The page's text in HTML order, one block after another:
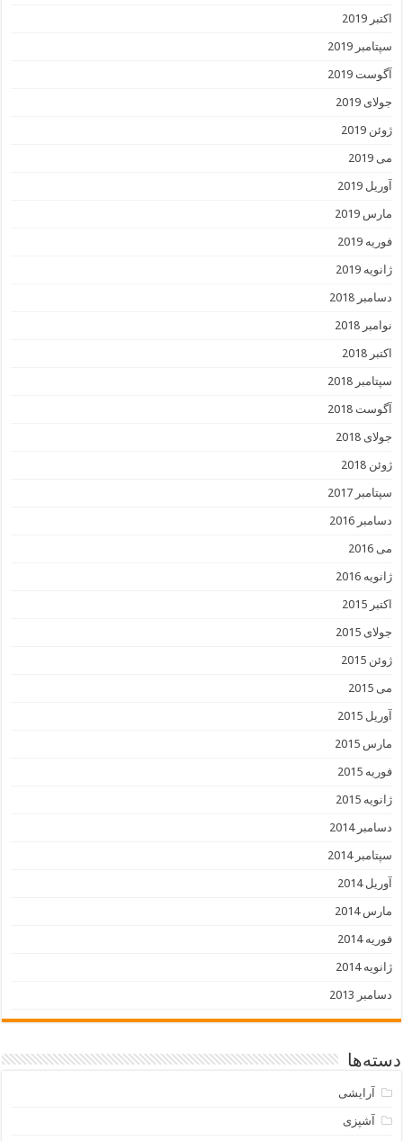
اکتبر 2019
سپتامبر 2019
آگوست 2019
جولای 2019
ژوئن 2019
می 2019
آوریل 2019
مارس 2019
فوریه 2019
ژانویه 2019
دسامبر 2018
نوامبر 2018
اکتبر 2018
سپتامبر 2018
آگوست 2018
جولای 2018
ژوئن 2018
سپتامبر 2017
دسامبر 2016
می 2016
ژانویه 2016
اکتبر 2015
جولای 2015
ژوئن 2015
می 2015
آوریل 2015
مارس 2015
فوریه 2015
ژانویه 2015
دسامبر 2014
سپتامبر 2014
آوریل 2014
مارس 2014
فوریه 2014
ژانویه 2014
دسامبر 2013
دسته‌ها
آرایشی
آشپزی